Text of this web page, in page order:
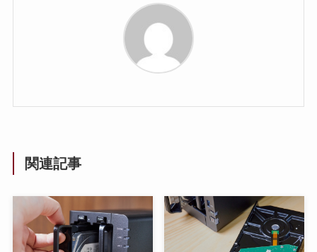
関連記事